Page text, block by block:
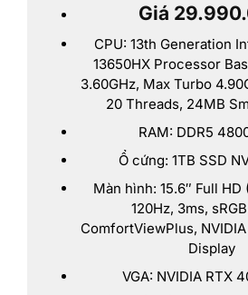
Giá
CPU: 13th Generation
13650HX Processor
3.60GHz, Max Turbo
20 Threads, 24MB
RAM: DDR5
Ổ cứng: 1TB SSD
Màn hình: 15.6″ Full HD
120Hz, 3ms,
ComfortViewPlus,
Display
VGA: NVIDIA RTX